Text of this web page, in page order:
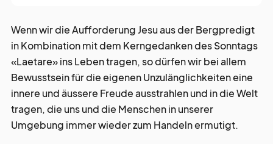
Wenn wir die Aufforderung Jesu aus der Bergpredigt
in Kombination mit dem Kerngedanken des Sonntags
«Laetare» ins Leben tragen, so dürfen wir bei allem
Bewusstsein für die eigenen Unzulänglichkeiten eine
innere und äussere Freude ausstrahlen und in die Welt
tragen, die uns und die Menschen in unserer
Umgebung immer wieder zum Handeln ermutigt.